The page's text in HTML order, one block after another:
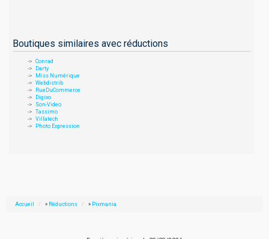
Boutiques similaires avec réductions
Conrad
Darty
Miss Numérique
Webdistrib
RueDuCommerce
Digixo
Son-Video
Tassimo
Villatech
Photo Expression
Accueil » Réductions » Pixmania